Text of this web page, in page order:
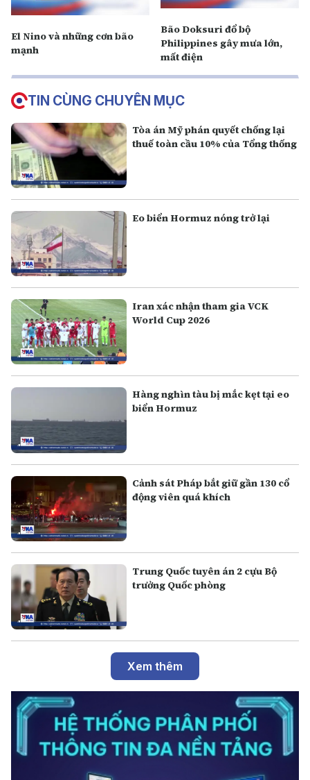
El Nino và những cơn bão
mạnh
Bão Doksuri đổ bộ
Philippines gây mưa lớn,
mất điện
TIN CÙNG CHUYÊN MỤC
Tòa án Mỹ phán quyết chống lại
thuế toàn cầu 10% của Tổng thống
Eo biển Hormuz nóng trở lại
Iran xác nhận tham gia VCK
World Cup 2026
Hàng nghìn tàu bị mắc kẹt tại eo
biển Hormuz
Cảnh sát Pháp bắt giữ gần 130 cổ
động viên quá khích
Trung Quốc tuyên án 2 cựu Bộ
trưởng Quốc phòng
Xem thêm